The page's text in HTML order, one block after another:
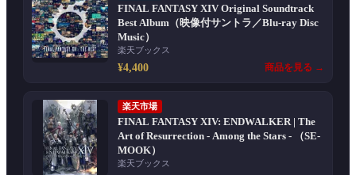
FINAL FANTASY XIV Original Soundtrack
Best Album（映像付サントラ／Blu-ray Disc
Music）
楽天ブックス
¥4,400 商品を見る →
楽天市場
FINAL FANTASY XIV: ENDWALKER | The
Art of Resurrection - Among the Stars - （SE-
MOOK）
楽天ブックス